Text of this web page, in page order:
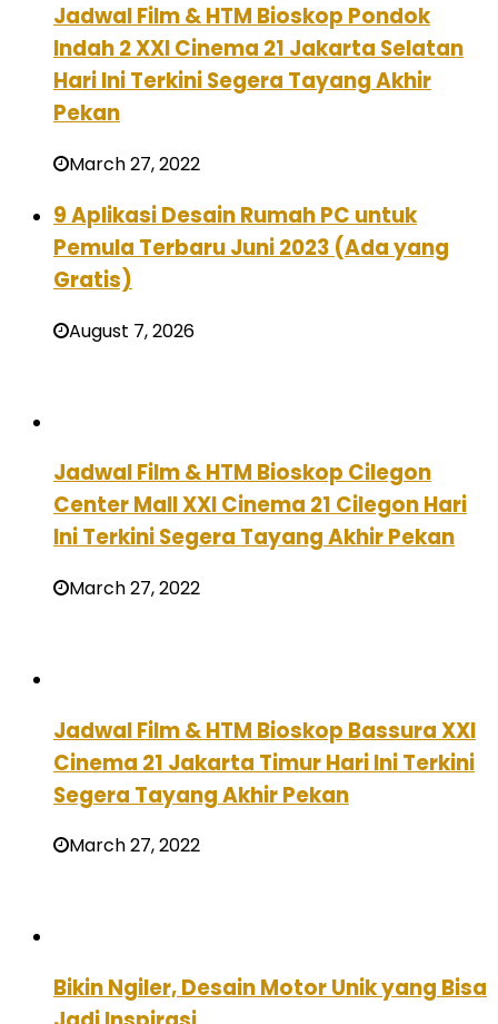
Jadwal Film & HTM Bioskop Pondok
Indah 2 XXI Cinema 21 Jakarta Selatan
Hari Ini Terkini Segera Tayang Akhir
Pekan
March 27, 2022
9 Aplikasi Desain Rumah PC untuk
Pemula Terbaru Juni 2023 (Ada yang
Gratis)
August 7, 2026
Jadwal Film & HTM Bioskop Cilegon
Center Mall XXI Cinema 21 Cilegon Hari
Ini Terkini Segera Tayang Akhir Pekan
March 27, 2022
Jadwal Film & HTM Bioskop Bassura XXI
Cinema 21 Jakarta Timur Hari Ini Terkini
Segera Tayang Akhir Pekan
March 27, 2022
Bikin Ngiler, Desain Motor Unik yang Bisa